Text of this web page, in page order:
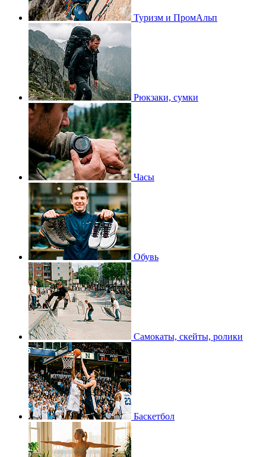
Туризм и ПромАльп
Рюкзаки, сумки
Часы
Обувь
Самокаты, скейты, ролики
Баскетбол